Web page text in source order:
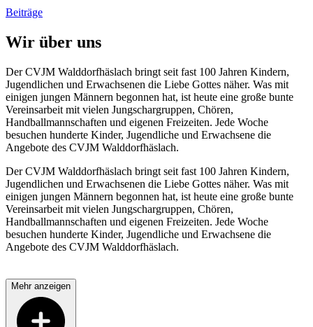
Beiträge
Wir über uns
Der CVJM Walddorfhäslach bringt seit fast 100 Jahren Kindern,
Jugendlichen und Erwachsenen die Liebe Gottes näher. Was mit
einigen jungen Männern begonnen hat, ist heute eine große bunte
Vereinsarbeit mit vielen Jungschargruppen, Chören,
Handballmannschaften und eigenen Freizeiten. Jede Woche
besuchen hunderte Kinder, Jugendliche und Erwachsene die
Angebote des CVJM Walddorfhäslach.
Der CVJM Walddorfhäslach bringt seit fast 100 Jahren Kindern,
Jugendlichen und Erwachsenen die Liebe Gottes näher. Was mit
einigen jungen Männern begonnen hat, ist heute eine große bunte
Vereinsarbeit mit vielen Jungschargruppen, Chören,
Handballmannschaften und eigenen Freizeiten. Jede Woche
besuchen hunderte Kinder, Jugendliche und Erwachsene die
Angebote des CVJM Walddorfhäslach.
Mehr anzeigen